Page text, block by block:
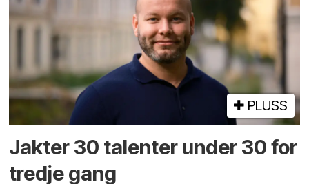
PLUSS
Jakter 30 talenter under 30 for
tredje gang